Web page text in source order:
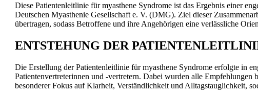
Diese Patientenleitlinie für myasthene Syndrome ist das Ergebnis einer
Deutschen Myasthenie Gesellschaft e. V. (DMG). Ziel dieser
übertragen, sodass Betroffene und ihre Angehörigen eine verlässliche
ENTSTEHUNG DER
Die Erstellung der Patientenleitlinie für myasthene Syndrome erfolgte in
Patientenvertreterinnen und -vertretern. Dabei wurden alle
besonderer Fokus auf Klarheit, Verständlichkeit und Alltagstauglichkeit,